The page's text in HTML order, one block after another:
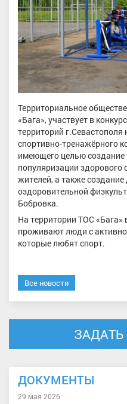
Территориальное
«Бага», участвует в
территорий
спортивно-тренажёрного
имеющего целью создание
популяризации
жителей, а также
оздоровительной
Бобровка.
На территории ТОС «Бага»
проживают люди с
которые любят спорт.
Все новости
ЗАДАТЬ
ДОКУМЕНТЫ
29 мая 2026